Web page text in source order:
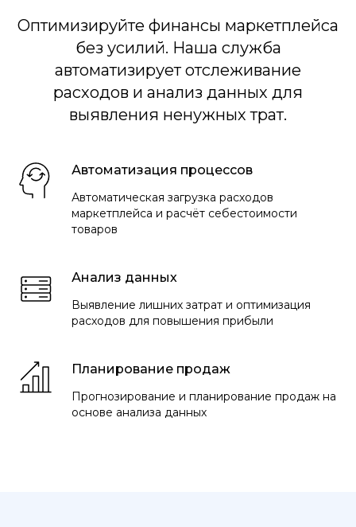
Оптимизируйте финансы маркетплейса
без усилий. Наша служба
автоматизирует отслеживание
расходов и анализ данных для
выявления ненужных трат.
Автоматизация процессов
Автоматическая загрузка расходов
маркетплейса и расчёт себестоимости
товаров
Анализ данных
Выявление лишних затрат и оптимизация
расходов для повышения прибыли
Планирование продаж
Прогнозирование и планирование продаж на
основе анализа данных